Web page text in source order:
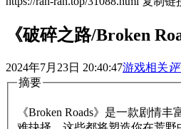
《破碎之路/Broken
2024年7月23日 20:40:47游戏相关
摘要
《Broken Roads》是一款剧情